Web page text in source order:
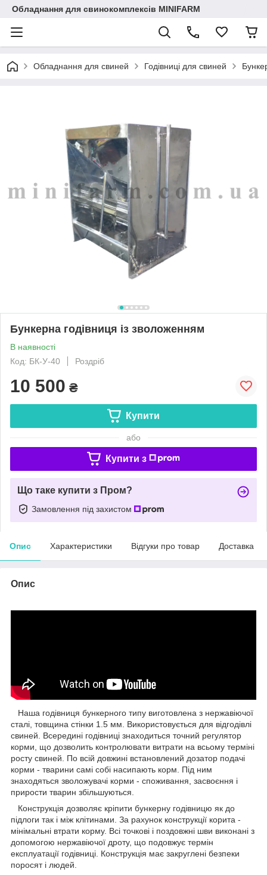
Обладнання для свинокомплексів MINIFARM
Обладнання для свиней Годівниці для свиней
Бункерна годівниця із зволоженням
В наявності
Код: БК-У-40
Роздріб
10 500 ₴
Купити
або
Купити з
Що таке купити з Пром?
Замовлення під захистом
Опис Характеристики Відгуки про товар Доставка
Опис
Наша годівниця бункерного типу виготовлена з нержавіючої
сталі, товщина стінки 1.5 мм. Використовується для відгодівлі
свиней. Всередині годівниці знаходиться точний регулятор
корми, що дозволить контролювати витрати на всьому терміні
росту свиней. По всій довжині встановлений дозатор подачі
корми - тварини самі собі насипають корм. Під ним
знаходяться зволожувачі корми - споживання, засвоєння і
прирости тварин збільшуються.
Конструкція дозволяє кріпити бункерну годівницю як до
підлоги так і між клітинами. За рахунок конструкції корита -
мінімальні втрати корму. Всі точкові і поздовжні шви виконані з
допомогою нержавіючої дроту, що подовжує термін
експлуатації годівниці. Конструкція має закруглені безпеки
поросят і людей.